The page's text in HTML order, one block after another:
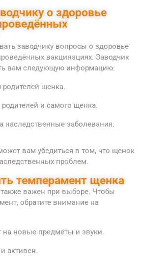
о здоровье
заводчику вопросы о здоровье
вакцинациях. Заводчик
вам следующую информацию:
щенка.
и самого щенка.
наследственные заболевания.
вам убедиться в том, что щенок
проблем.
темперамент щенка
важен при выборе. Чтобы
обратите внимание на
на новые предметы и звуки.
активен.